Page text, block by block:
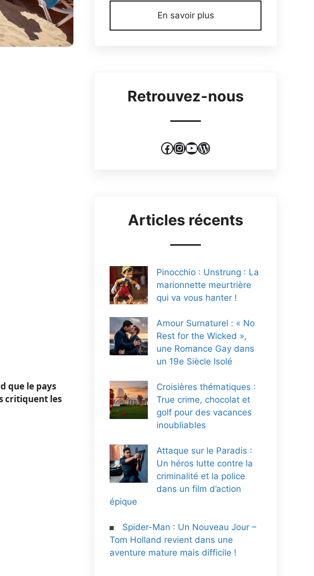
que le pays
critiquent les
En savoir plus
Retrouvez-nous
Facebook
Instagram
YouTube
WordPress
Articles récents
Pinocchio : Unstrung : La
marionnette meurtrière
qui va vous hanter !
Amour Surnaturel : « No
Rest for the Wicked »,
une Romance Gay dans
un 19e Siècle Isolé
Croisières thématiques :
True crime, chocolat et
golf pour des vacances
inoubliables
Attaque sur le Paradis :
Un héros lutte contre la
criminalité et la police
dans un film d’action
épique
Spider-Man : Un Nouveau Jour –
Tom Holland revient dans une
aventure mature mais difficile !